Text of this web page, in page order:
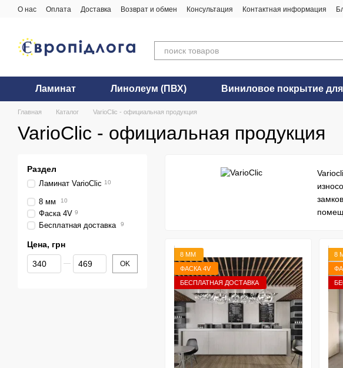
Перейти к основному контенту
О нас Оплата Доставка Возврат и обмен Консультация Контактная информация
Ламинат Линолеум (ПВХ) Виниловое покрытие
Главная Каталог VarioClic - официальная продукция
VarioClic - официальная продукция
8 ММ
ФАСКА 4V
БЕСПЛАТНАЯ ДОСТАВКА
8
Раздел
Ламинат VarioClic 10
8 мм 10
Фаска 4V 9
Бесплатная доставка 9
Цена, грн
От Цена, грн
До Цена, грн OK